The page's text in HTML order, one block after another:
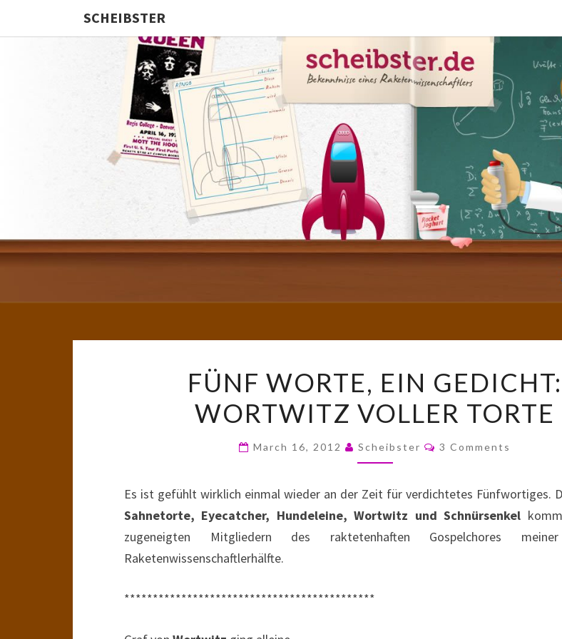
SCHEIBSTER
Reime
Total
WORTE,
EIN
GEDICHT:
WORTWITZ
TORTE
FÜNF WORTE, EIN GEDICHT:
WORTWITZ VOLLER TORTE
March 16, 2012 Scheibster Comments
3 Comments
Es ist gefühlt wirklich einmal wieder an der Zeit für verdichtetes Fünfwortiges.
Sahnetorte, Eyecatcher, Hundeleine, Wortwitz und Schnürsenkel
zugeneigten Mitgliedern des raktetenhaften Gospelchores
Raketenwissenschaftlerhälfte.
********************************************